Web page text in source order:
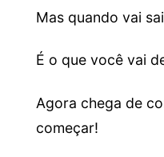
Mas quando vai
É o que você vai
Agora chega de
começar!